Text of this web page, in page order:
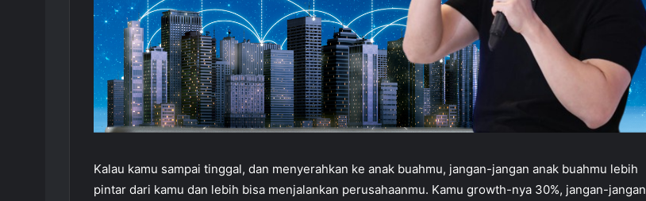
Kalau kamu sampai tinggal, dan menyerahkan ke anak buahmu, jangan-jangan anak buahmu lebih
pintar dari kamu dan lebih bisa menjalankan perusahaanmu. Kamu growth-nya 30%, jangan-jangan